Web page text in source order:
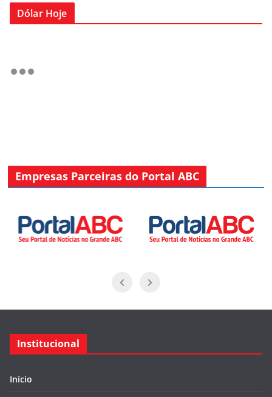
Dólar Hoje
Empresas Parceiras do Portal ABC
Institucional
Início